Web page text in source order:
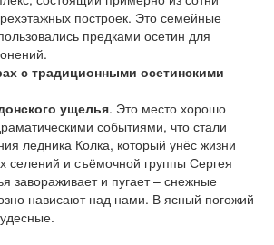
построек. Это семейные
предками осетин для
с традиционными осетинскими
ущелья. Это место хорошо
событиями, что стали
ледника Колка, который унёс жизни
селений и съёмочной группы Сергея
завораживает и пугает – снежные
нависают над нами. В ясный погожий